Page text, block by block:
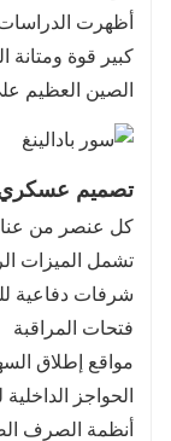
أظهرت
كبير قوة ومتانة
الصين العظيم
تصميم عسكري
كل عنصر من
تشمل الميزات
شرفات دفاعية
فتحات المراقبة
مواقع إطلاق
الحواجز
أنظمة الصرف